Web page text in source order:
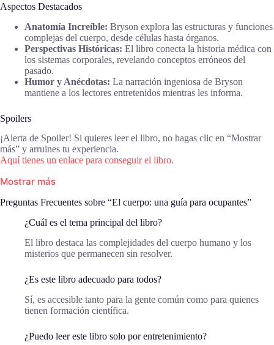
Aspectos Destacados
Anatomía Increíble: Bryson explora las estructuras y funciones
complejas del cuerpo, desde células hasta órganos.
Perspectivas Históricas: El libro conecta la historia médica con
los sistemas corporales, revelando conceptos erróneos del
pasado.
Humor y Anécdotas: La narración ingeniosa de Bryson
mantiene a los lectores entretenidos mientras les informa.
Spoilers
¡Alerta de Spoiler! Si quieres leer el libro, no hagas clic en “Mostrar
más” y arruines tu experiencia.
Aquí tienes un enlace para conseguir el libro.
Mostrar más
Preguntas Frecuentes sobre “El cuerpo: una guía para ocupantes”
¿Cuál es el tema principal del libro?
El libro destaca las complejidades del cuerpo humano y los
misterios que permanecen sin resolver.
¿Es este libro adecuado para todos?
Sí, es accesible tanto para la gente común como para quienes
tienen formación científica.
¿Puedo leer este libro solo por entretenimiento?